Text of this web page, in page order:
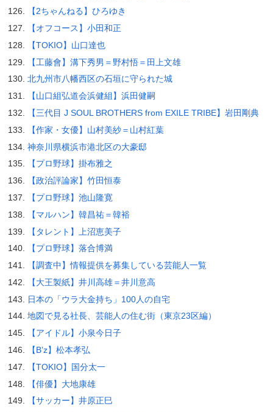
【2ちゃんねる】ひろゆき
【オフコース】小田和正
【TOKIO】山口達也
【工藤會】溝下秀男＝野村悟＝田上文雄
北九州市八幡西区の石垣に守られた城
【山口組弘道会浜健組】浜田健嗣
【三代目 J SOUL BROTHERS from EXILE TRIBE】岩田剛典
【作家・女優】山村美紗＝山村紅葉
神奈川県横浜市港北区の大豪邸
【プロ野球】掛布雅之
【政治評論家】竹田恒泰
【プロ野球】池山隆寛
【マルハン】韓昌祐＝韓裕
【タレント】上沼恵美子
【プロ野球】落合博満
【調査中】情報提供を募集している芸能人一覧
【大王製紙】井川高雄＝井川意高
日本の「ウラ大金持ち」100人の自宅
地図で見る社長、芸能人の住む街（東京23区編）
【アイドル】小泉今日子
【B’z】松本孝弘
【TOKIO】国分太一
【俳優】大地康雄
【サッカー】井原正巳